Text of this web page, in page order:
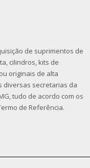
de suprimentos de
cilindros, kits de
originais de alta
diversas secretarias da
tudo de acordo com os
de Referência.